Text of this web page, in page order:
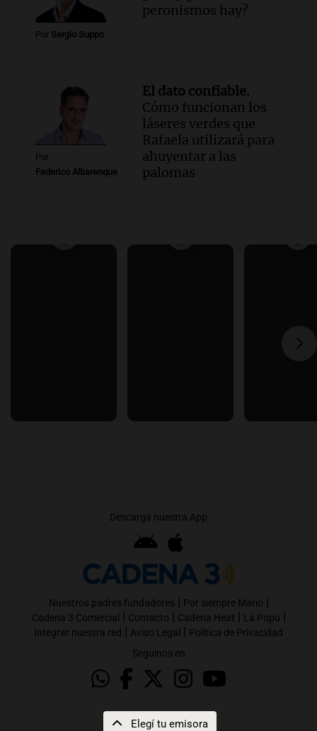
Elegí tu emisora
Por Sergio Suppo
peronismos hay?
Por
Federico Albarenque
El dato confiable.
Cómo funcionan los
láseres verdes que
Rafaela utilizará para
ahuyentar a las
palomas
Descargá nuestra App
Nuestros padres fundadores | Por siempre Mario |
Cadena 3 Comercial | Contacto | Cadena Heat | La Popu |
Integrar nuestra red | Aviso Legal | Política de Privacidad
Seguinos en